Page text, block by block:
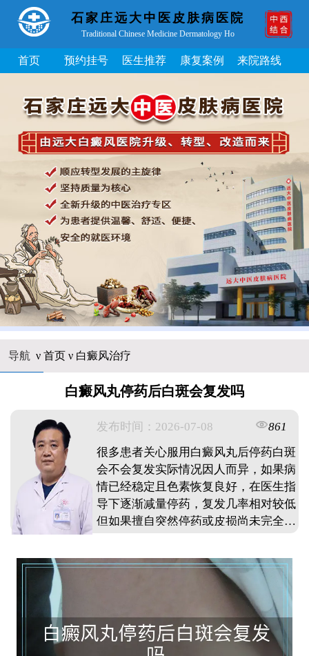
石家庄远大中医皮肤病医院
Traditional Chinese Medicine Dermatology Ho
首页 预约挂号 医生推荐 康复案例 来院路线
导航 ν 首页ν 白癜风治疗
白癜风丸停药后白斑会复发吗
发布时间：2026-07-08
861
很多患者关心服用白癜风丸后停药白斑
会不会复发实际情况因人而异，如果病
情已经稳定且色素恢复良好，在医生指
导下逐渐减量停药，复发几率相对较低
但如果擅自突然停药或皮损尚未完全恢
发与个体免疫状态，日常护理是否到位
密切相关建议患者在皮损完全恢复后仍
需维持治疗一段时间，同时做好防晒，
调节情绪，均衡饮食，定期复查，这样
才能有效降低复发风险，避免白斑卷土
重来。 ...